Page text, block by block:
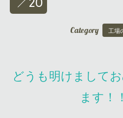
Category 工場
どうも明けまして
ます！